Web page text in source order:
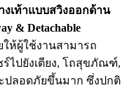
งเท้าแบบสวิงออกด้าน
& Detachable
ให้ผู้ใช้งานสามารถ
ร์ไปยังเตียง, โถสุขภัณฑ์,
ปลอดภัยขึ้นมาก ซึ่งปกติ